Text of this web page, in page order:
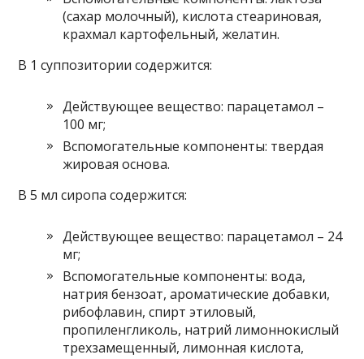
(сахар молочный), кислота стеариновая,
крахмал картофельный, желатин.
В 1 суппозитории содержится:
Действующее вещество: парацетамол –
100 мг;
Вспомогательные компоненты: твердая
жировая основа.
В 5 мл сиропа содержится:
Действующее вещество: парацетамол – 24
мг;
Вспомогательные компоненты: вода,
натрия бензоат, ароматические добавки,
рибофлавин, спирт этиловый,
пропиленгликоль, натрий лимоннокислый
трехзамещенный, лимонная кислота,